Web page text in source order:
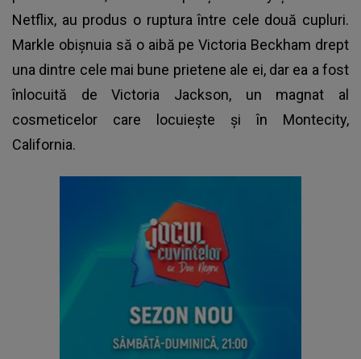
Netflix, au produs o ruptura între cele două cupluri.
Markle obișnuia să o aibă pe Victoria Beckham drept
una dintre cele mai bune prietene ale ei, dar ea a fost
înlocuită de Victoria Jackson, un magnat al
cosmeticelor care locuiește și în Montecity,
California.